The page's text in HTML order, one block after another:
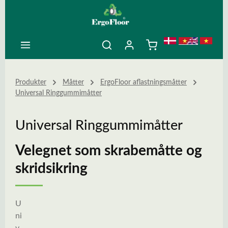
Produkter Måtter
ErgoFloor aflastningsmåtter
Universal Ringgummimåtter
Universal Ringgummimåtter
Velegnet som skrabemåtte og
skridsikring
U
ni